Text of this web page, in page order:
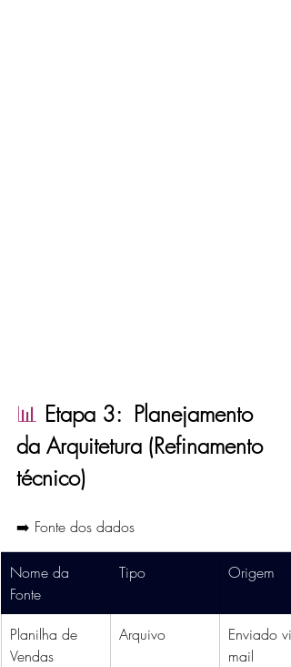
📊 Etapa 3:  Planejamento
da Arquitetura (Refinamento
técnico)
➡️ Fonte dos dados
Nome da
Fonte
Tipo Origem
Planilha de
Vendas
Arquivo
Enviado
mail